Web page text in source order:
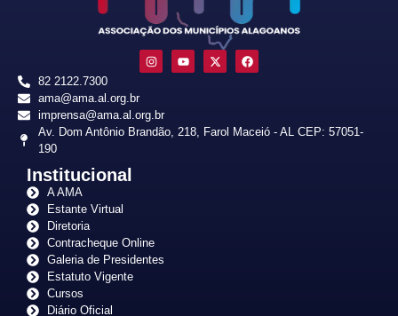
82 2122.7300
ama@ama.al.org.br
imprensa@ama.al.org.br
Av. Dom Antônio Brandão, 218, Farol Maceió - AL CEP: 57051-
190
Institucional
A AMA
Estante Virtual
Diretoria
Contracheque Online
Galeria de Presidentes
Estatuto Vigente
Cursos
Diário Oficial